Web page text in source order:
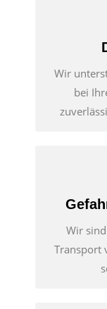
Wir
bei
Wir
Transport